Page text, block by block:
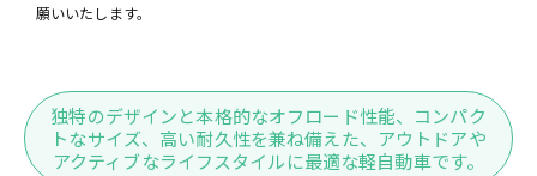
願いいたします。
独特のデザインと本格的なオフロード性能、コンパク
トなサイズ、高い耐久性を兼ね備えた、アウトドアや
アクティブなライフスタイルに最適な軽自動車です。